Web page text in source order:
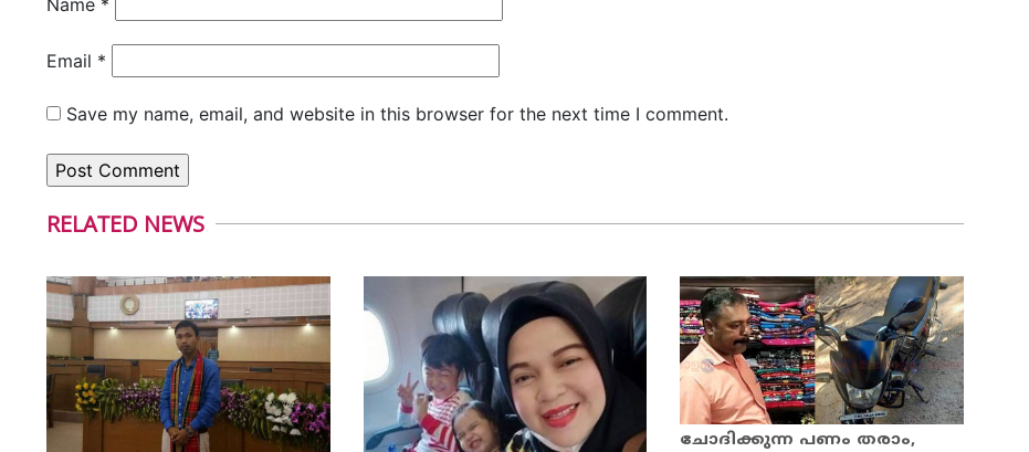
Email *
Save my name, email, and website in this browser for the next time I comment.
RELATED NEWS
ചോദിക്കുന്ന പണം തരാം,